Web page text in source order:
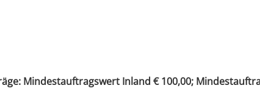
Mindestauftragswert Inland € 100,00;